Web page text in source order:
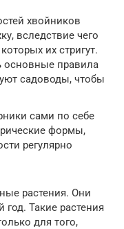
хвойников
вследствие чего
их стригут.
основные правила
садоводы, чтобы
сами по себе
формы,
регулярно
растения. Они
год. Такие растения
для того,